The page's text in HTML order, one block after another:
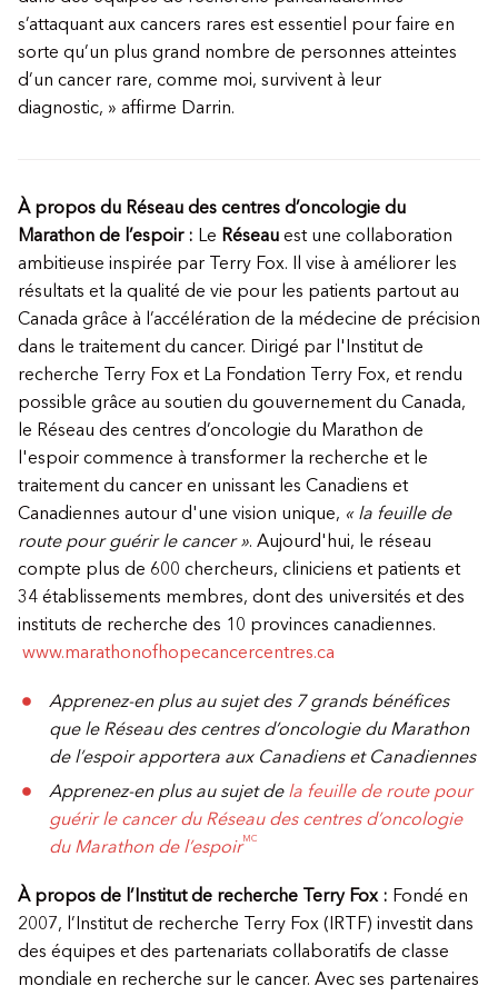
s’attaquant aux cancers rares est essentiel pour faire en
sorte qu’un plus grand nombre de personnes atteintes
d’un cancer rare, comme moi, survivent à leur
diagnostic, » affirme Darrin.
À propos du Réseau des centres d’oncologie du
Marathon de l’espoir : Le Réseau est une collaboration
ambitieuse inspirée par Terry Fox. Il vise à améliorer les
résultats et la qualité de vie pour les patients partout au
Canada grâce à l’accélération de la médecine de précision
dans le traitement du cancer. Dirigé par l'Institut de
recherche Terry Fox et La Fondation Terry Fox, et rendu
possible grâce au soutien du gouvernement du Canada,
le Réseau des centres d’oncologie du Marathon de
l'espoir commence à transformer la recherche et le
traitement du cancer en unissant les Canadiens et
Canadiennes autour d'une vision unique, « la feuille de
route pour guérir le cancer ». Aujourd'hui, le réseau
compte plus de 600 chercheurs, cliniciens et patients et
34 établissements membres, dont des universités et des
instituts de recherche des 10 provinces canadiennes.
www.marathonofhopecancercentres.ca
Apprenez-en plus au sujet des 7 grands bénéfices
que le Réseau des centres d’oncologie du Marathon
de l’espoir apportera aux Canadiens et Canadiennes
Apprenez-en plus au sujet de la feuille de route pour
guérir le cancer du Réseau des centres d’oncologie
du Marathon de l’espoir
MC
À propos de l’Institut de recherche Terry Fox : Fondé en
2007, l’Institut de recherche Terry Fox (IRTF) investit dans
des équipes et des partenariats collaboratifs de classe
mondiale en recherche sur le cancer. Avec ses partenaires